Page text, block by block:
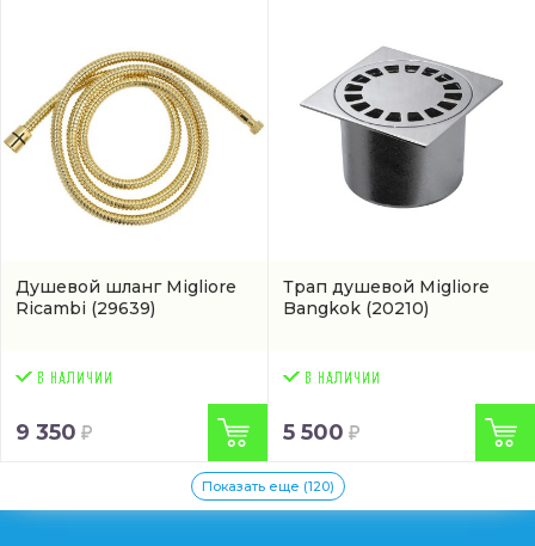
Душевой шланг Migliore
Ricambi (29639)
9 350
Трап душевой Migliore
Bangkok (20210)
5 500
Показать еще (120)